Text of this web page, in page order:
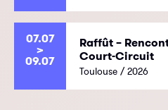
07.07
>
09.07
Raffût –
Court-Circuit
Toulouse / 2026